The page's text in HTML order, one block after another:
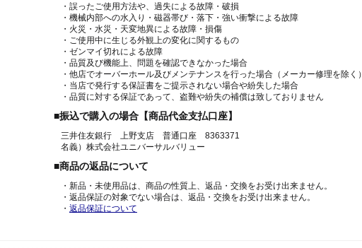
・誤ったご使用方法や、過失による故障・破損
・機械内部への水入り・磁器帯び・落下・強い衝撃による故障
・火災・水災・天変地異による故障・損傷
・ご使用中に生じる外観上の変化に関するもの
・ゼンマイ切れによる故障
・品質及び機能上、問題を確認できなかった場合
・他店でオーバーホール及びメンテナンスを行った場合（メーカー修理を除く）
・当店で発行する保証書をご提示されない場合や紛失した場合
・品質に対する保証であって、盗難や紛失の補償は致しておりません
■振込で購入の場合【商品代金支払口座】
三井住友銀行 上野支店 普通口座 8363371
名義）株式会社ユニバーサルバリュー
■商品の返品について
・新品・未使用品は、商品の性質上、返品・交換をお受け出来ません。
・返品保証の対象でない場合は、返品・交換をお受け出来ません。
・ 返品保証について